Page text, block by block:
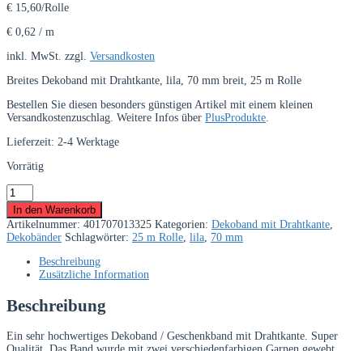
€ 15,60/Rolle
€ 0,62 / m
inkl. MwSt. zzgl. Versandkosten
Breites Dekoband mit Drahtkante, lila, 70 mm breit, 25 m Rolle
Bestellen Sie diesen besonders günstigen Artikel mit einem kleinen
Versandkostenzuschlag. Weitere Infos über PlusProdukte.
Lieferzeit: 2-4 Werktage
Vorrätig
Breites
Dekoband
mit
Drahtkante,
lila,
breit,
m
Menge
In den Warenkorb
Artikelnummer: 401707013325 Kategorien: Dekoband mit Drahtkante,
Dekobänder Schlagwörter: 25 m Rolle, lila, 70 mm
Beschreibung
Zusätzliche Information
Beschreibung
Ein sehr hochwertiges Dekoband / Geschenkband mit Drahtkante. Super